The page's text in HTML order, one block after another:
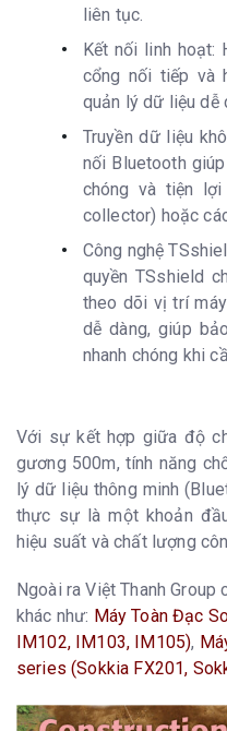
liên tục.
Kết nối linh hoạt:
cổng nối tiếp và
quản lý dữ liệu dễ
Truyền dữ liệu
nối Bluetooth
chóng và tiện
collector) hoặc
Công nghệ
quyền TSshield
theo dõi vị trí
dễ dàng, giúp
nhanh chóng khi
Với sự kết hợp giữa độ
gương 500m, tính năng
lý dữ liệu thông minh
thực sự là một khoản
hiệu suất và chất lượng
Ngoài ra Việt Thanh
khác như: Máy Toàn Đạc
IM102, IM103, IM105),
series (Sokkia FX201,